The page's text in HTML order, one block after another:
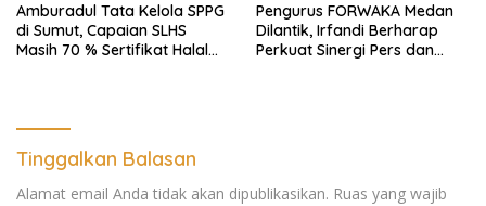
Amburadul Tata Kelola SPPG
di Sumut, Capaian SLHS
Masih 70 % Sertifikat Halal
Pemantau dan Pengawas
MBG
Pengurus FORWAKA Medan
Dilantik, Irfandi Berharap
Perkuat Sinergi Pers dan
Tinggalkan Balasan
Alamat email Anda tidak akan dipublikasikan. Ruas yang wajib